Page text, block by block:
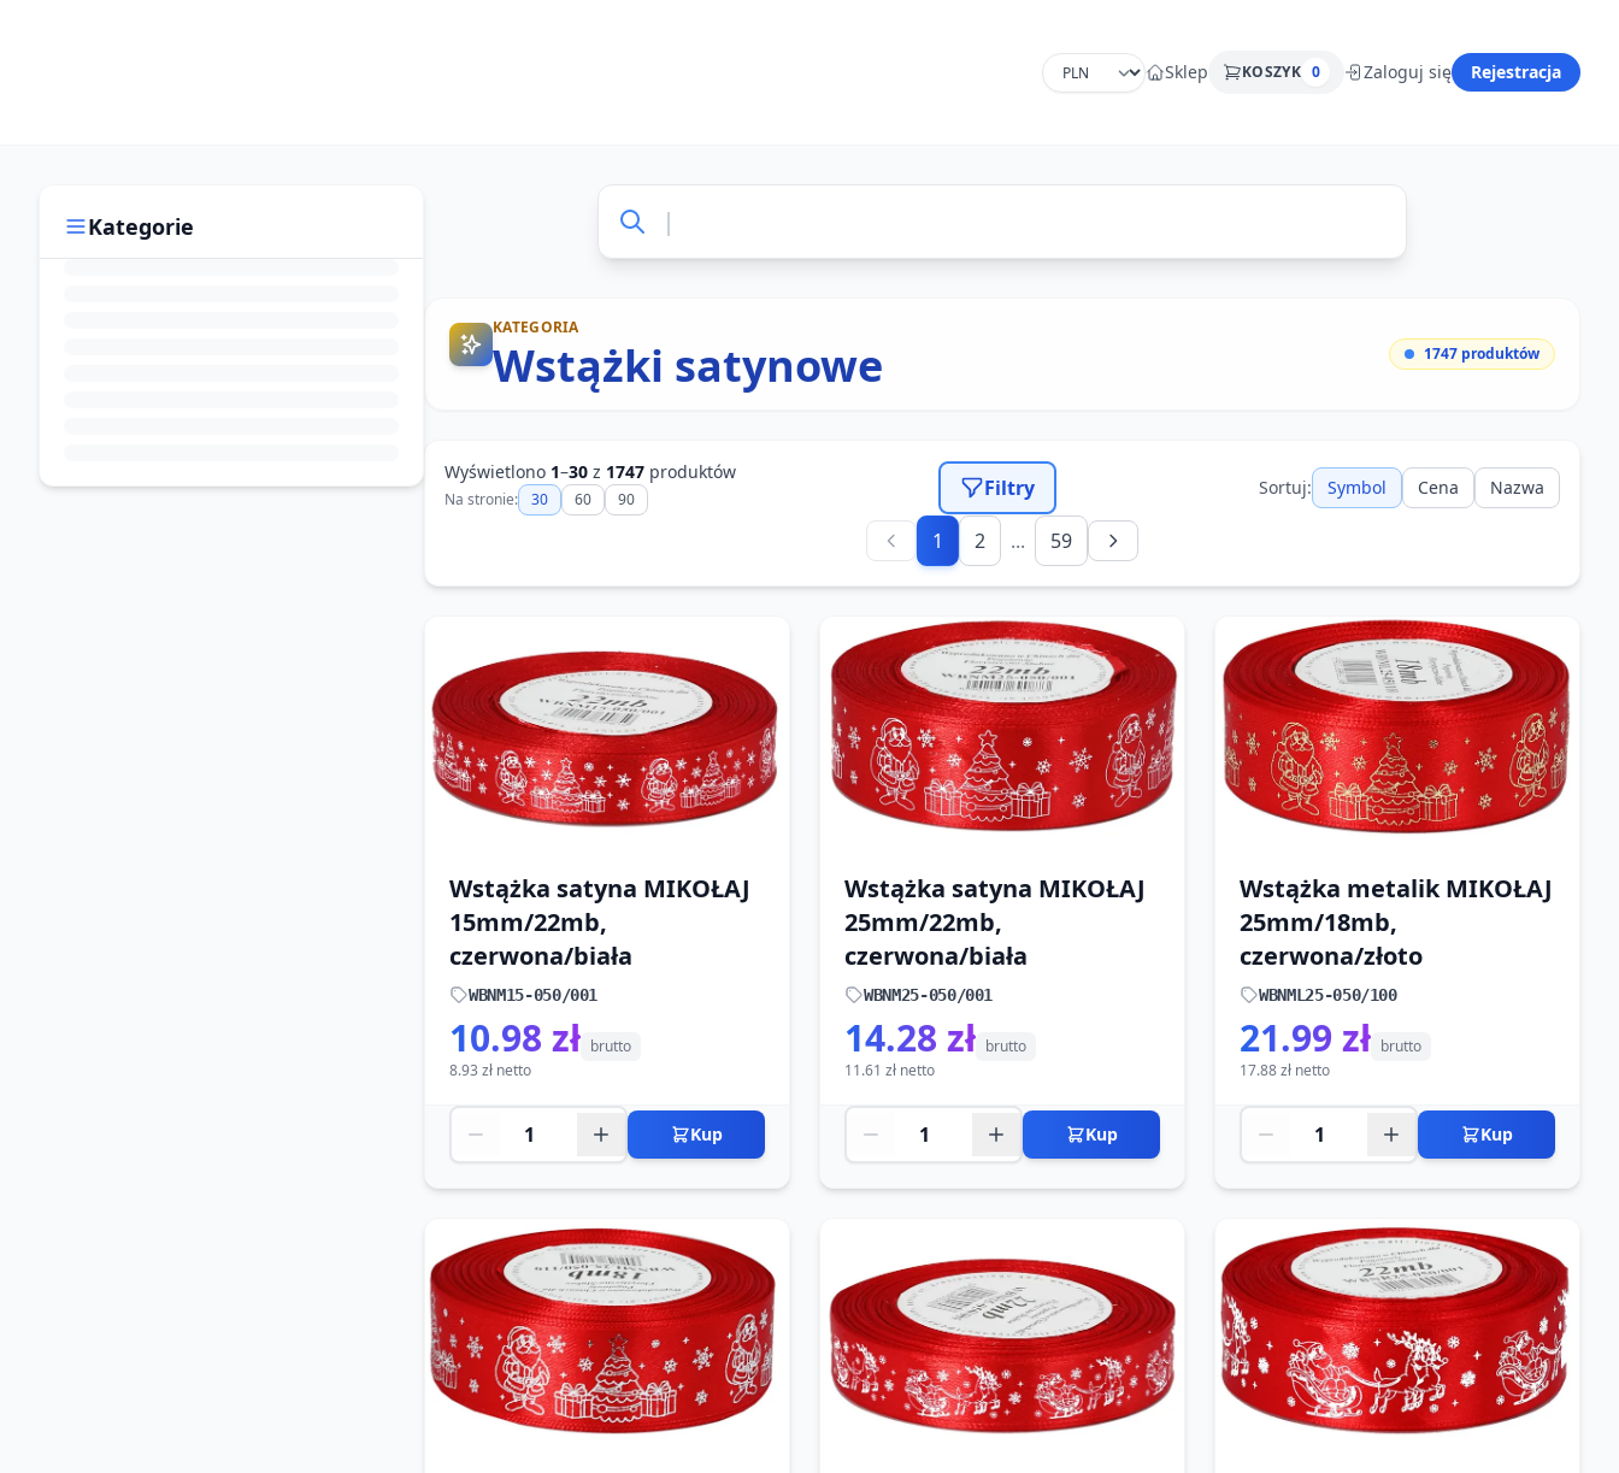
Sklep KOSZYK 0 Zaloguj się Rejestracja
Kategorie
KATEGORIA
Wstążki satynowe 1747 produktów
Wyświetlono 1–30 z 1747 produktów
Na stronie: 30 60 90 Filtry Sortuj: Symbol Cena Nazwa
1 2 ... 59
Wstążka satyna MIKOŁAJ
15mm/22mb,
czerwona/biała
WBNM15-050/001
10.98 zł brutto
8.93 zł netto
Kup
Wstążka satyna MIKOŁAJ
25mm/22mb,
czerwona/biała
WBNM25-050/001
14.28 zł brutto
11.61 zł netto
Kup
Wstążka metalik MIKOŁAJ
25mm/18mb,
czerwona/złoto
WBNML25-050/100
21.99 zł brutto
17.88 zł netto
Kup